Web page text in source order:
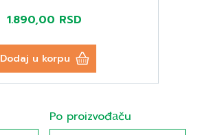
1.890,00 RSD
Dodaj u korpu
Po proizvođаču